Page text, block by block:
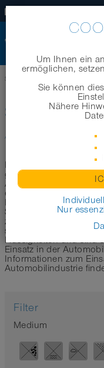
Startseite
SCHLÄUCHE
In diesem Bereich
geeigneten Schlauchs
Automobilindustrie
eine erste Auswahl der
Einsatz an
Schweißrobotern aus
zusammengestellt. Alle
sich zum Transport
Flüssigkeiten und sind
Einsatz in der
Informationen zum
Automobilindustrie
Filter
Medium
Um Ihnen ein
ermöglichen,
Sie können
Nähere
Nur